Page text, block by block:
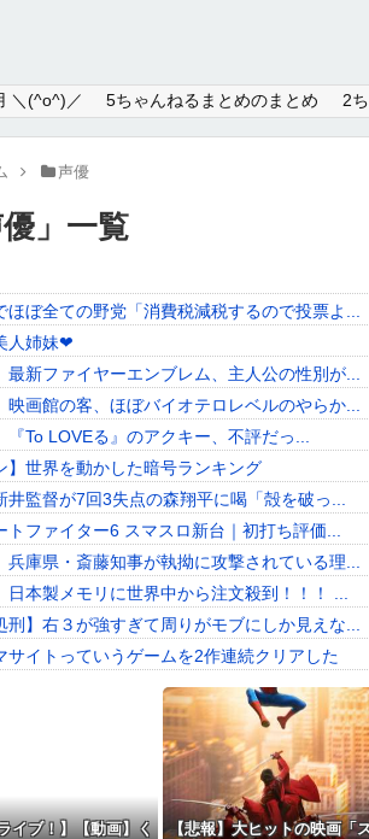
＼(^o^)／ 5ちゃんねるまとめのまとめ 2
声優
」 一覧
ほぼ全ての野党「消費税減税するので投票よ...
人姉妹❤
最新ファイヤーエンブレム、主人公の性別が...
映画館の客、ほぼバイオテロレベルのやらか...
『To LOVEる』のアクキー、不評だっ...
】世界を動かした暗号ランキング
井監督が7回3失点の森翔平に喝「殻を破っ...
トファイター6 スマスロ新台｜初打ち評価...
兵庫県・斎藤知事が執拗に攻撃されている理...
日本製メモリに世界中から注文殺到！！！ ...
刑】右３が強すぎて周りがモブにしか見えな...
サイトっていうゲームを2作連続クリアした
ないけど冷やし中華って言うほどうまくない...
】ドイツと苫小牧どちらに住めばいいんだこ...
テル、ヤバすぎて炎上www「大阪の洗礼を...
テル、ヤバすぎて炎上www「大阪の洗礼を...
イブ！】【動画】く
【悲報】大ヒットの映画「
んてな私用 ＼(^o^)／
ねるまとめのまとめ
ねるまとめのまとめ
イト速報＋